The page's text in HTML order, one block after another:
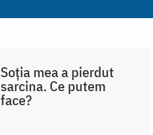
Soția mea a pierdut
sarcina. Ce putem
face?